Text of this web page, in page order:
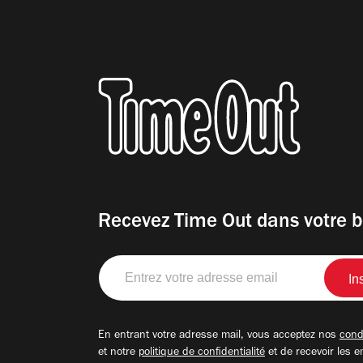
Recevez Time Out dans votre
Entrez
votre
adresse
En entrant votre adresse mail, vous acceptez nos
et notre politique de confidentialité et de recevoir les